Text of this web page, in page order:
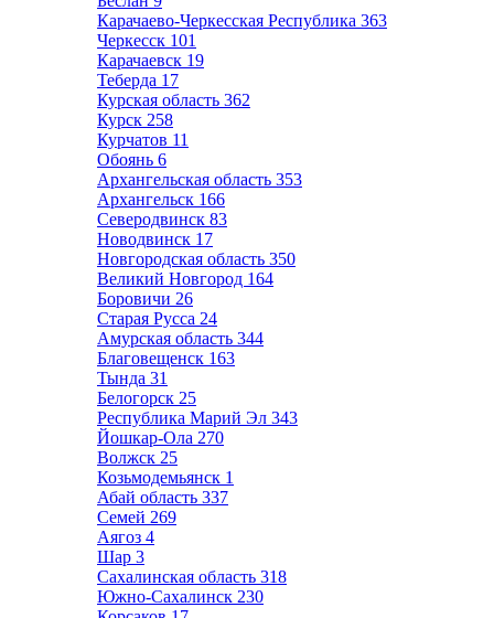
Карачаево-Черкесская Республика 363
Черкесск 101
Карачаевск 19
Теберда 17
Курская область 362
Курск 258
Курчатов 11
Обоянь 6
Архангельская область 353
Архангельск 166
Северодвинск 83
Новодвинск 17
Новгородская область 350
Великий Новгород 164
Боровичи 26
Старая Русса 24
Амурская область 344
Благовещенск 163
Тында 31
Белогорск 25
Республика Марий Эл 343
Йошкар-Ола 270
Волжск 25
Козьмодемьянск 1
Абай область 337
Семей 269
Аягоз 4
Шар 3
Сахалинская область 318
Южно-Сахалинск 230